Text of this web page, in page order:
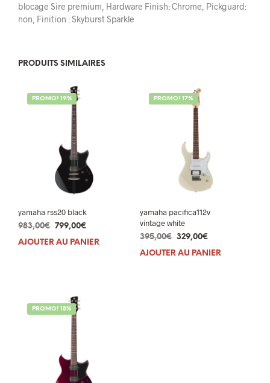
blocage Sire premium, Hardware Finish: Chrome, Pickguard:
non, Finition : Skyburst Sparkle
PRODUITS SIMILAIRES
PROMO! 19%
yamaha rss20 black
983,00€ Le
prix
799,00€
prix
AJOUTER AU PANIER
PROMO! 17%
yamaha pacifica112v
vintage white
395,00€ Le
prix
329,00€Le
prix
AJOUTER AU PANIER
PROMO! 18%